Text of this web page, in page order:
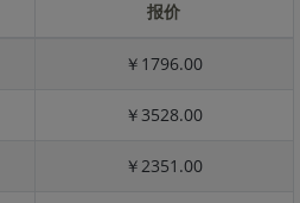
报价
￥1796.00
￥3528.00
￥2351.00